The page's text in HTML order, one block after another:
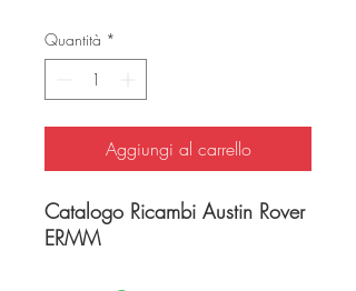
Quantità *
Aggiungi al carrello
Catalogo Ricambi Austin Rover
ERMM